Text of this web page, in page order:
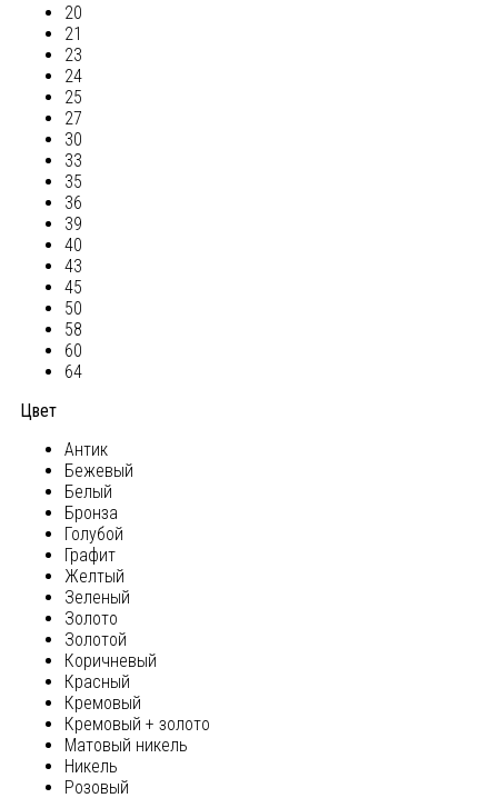
20
21
23
24
25
27
30
33
35
36
39
40
43
45
50
58
60
64
Цвет
Антик
Бежевый
Белый
Бронза
Голубой
Графит
Желтый
Зеленый
Золото
Золотой
Коричневый
Красный
Кремовый
Кремовый + золото
Матовый никель
Никель
Розовый